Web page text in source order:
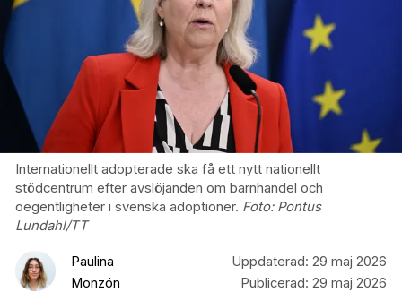
Internationellt adopterade ska få ett nytt nationellt
stödcentrum efter avslöjanden om barnhandel och
oegentligheter i svenska adoptioner. Foto: Pontus
Lundahl/TT
Paulina
Monzón
Uppdaterad: 29 maj 2026
Publicerad: 29 maj 2026